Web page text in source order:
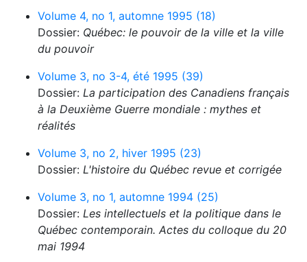
Volume 4, no 1, automne 1995 (18)
Dossier: Québec: le pouvoir de la ville et la ville
du pouvoir
Volume 3, no 3-4, été 1995 (39)
Dossier: La participation des Canadiens français
à la Deuxième Guerre mondiale : mythes et
réalités
Volume 3, no 2, hiver 1995 (23)
Dossier: L'histoire du Québec revue et corrigée
Volume 3, no 1, automne 1994 (25)
Dossier: Les intellectuels et la politique dans le
Québec contemporain. Actes du colloque du 20
mai 1994